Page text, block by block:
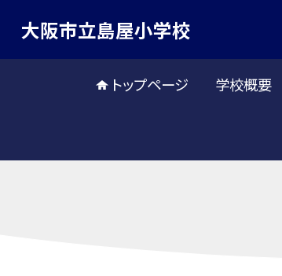
大阪市立島屋小学校
トップページ 学校概要